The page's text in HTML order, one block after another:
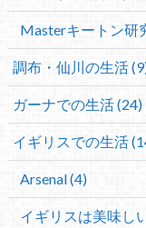
Masterキートン研
調布・仙川の生活
ガーナでの生活 (24)
イギリスでの生活
Arsenal (4)
イギリスは美味し